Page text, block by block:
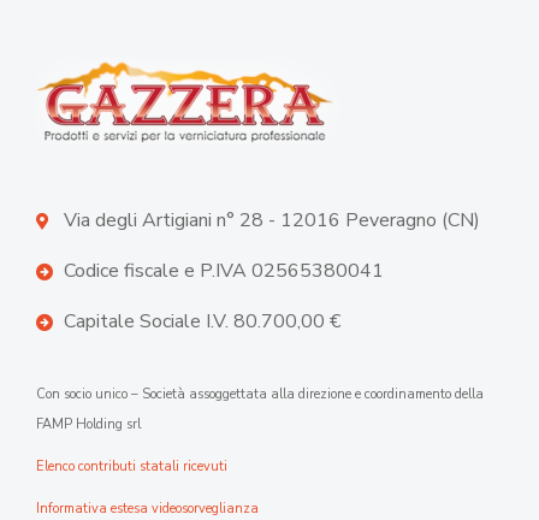
Via degli Artigiani n° 28 - 12016 Peveragno (CN)
Codice fiscale e P.IVA 02565380041
Capitale Sociale I.V. 80.700,00 €
Con socio unico – Società assoggettata alla direzione e coordinamento della
FAMP Holding srl
Elenco contributi statali ricevuti
Informativa estesa videosorveglianza